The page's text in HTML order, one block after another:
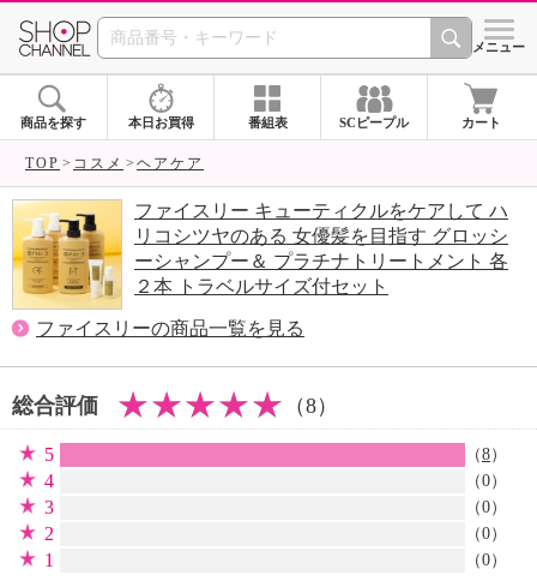
SHOP CHANNEL シメニュー
商品を探す 本日お買得 番組表 SCピープル カート
TOP コスメ ヘアケア
ファイスリー キューティクルをケアして ハ
リコシツヤのある 女優髪を目指す グロッシ
ーシャンプー＆ プラチナトリートメント 各
２本 トラベルサイズ付セット
ファイスリーの商品一覧を見る
総合評価 （8）
5 （8）
4 （0）
3 （0）
2 （0）
1 （0）